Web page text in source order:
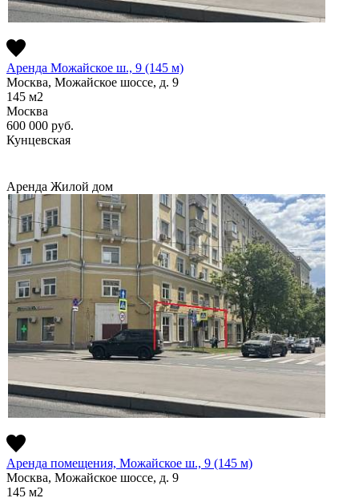
Аренда Можайское ш., 9 (145 м)
Москва, Можайское шоссе, д. 9
145 м2
Москва
600 000 руб.
Кунцевская
Аренда Жилой дом
Аренда помещения, Можайское ш., 9 (145 м)
Москва, Можайское шоссе, д. 9
145 м2